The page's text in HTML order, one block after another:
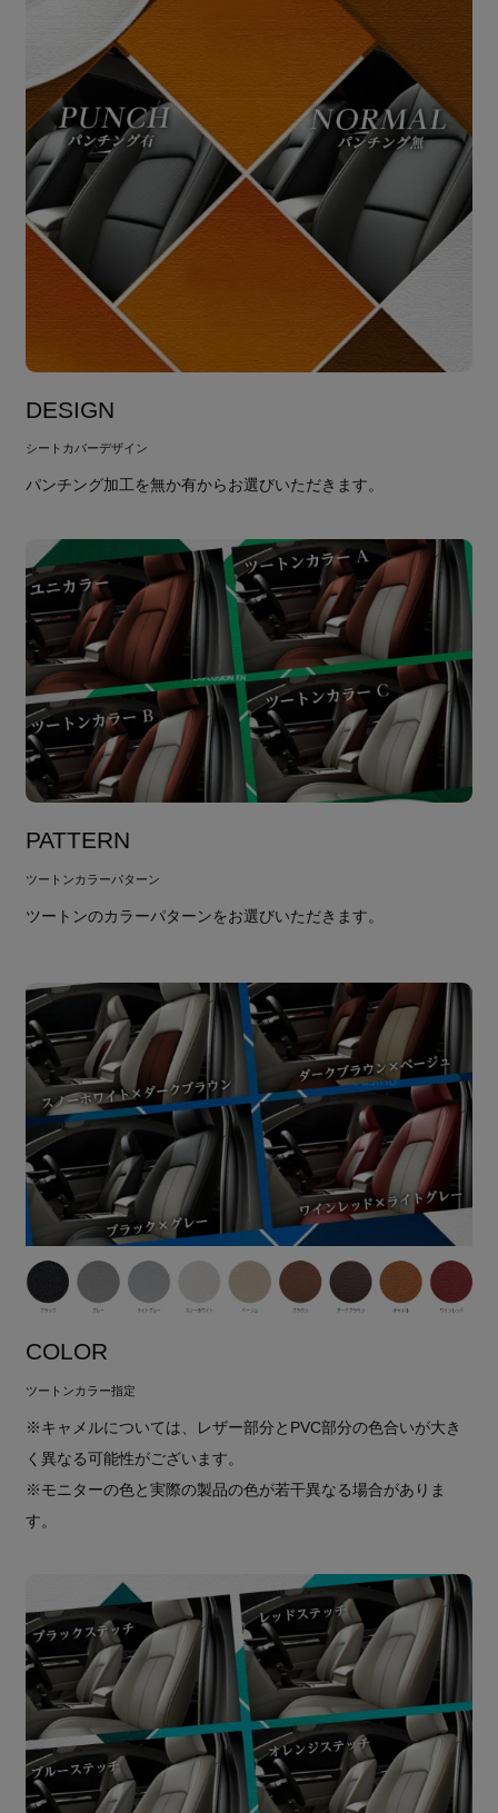
DESIGN
シートカバーデザイン
パンチング加工を無か有からお選びいただきます。
PATTERN
ツートンカラーパターン
ツートンのカラーパターンをお選びいただきます。
COLOR
ツートンカラー指定
※キャメルについては、レザー部分とPVC部分の色合いが大き
く異なる可能性がございます。
※モニターの色と実際の製品の色が若干異なる場合がありま
す。